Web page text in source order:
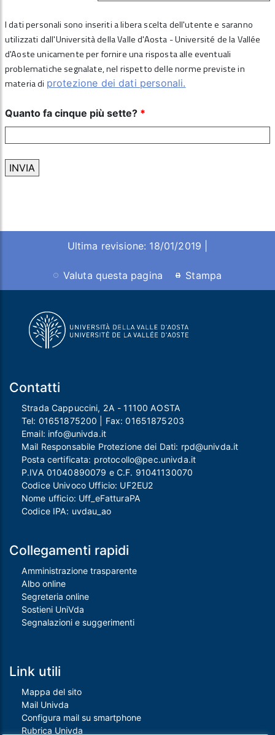
I dati personali sono inseriti a libera scelta dell'utente e saranno
utilizzati dall'Università della Valle d'Aosta - Université de la Vallée
d'Aoste unicamente per fornire una risposta alle eventuali
problematiche segnalate, nel rispetto delle norme previste in
materia di protezione dei dati personali.
Quanto fa cinque più sette? *
Ultima revisione: 18/01/2019 |
Valuta questa pagina Stampa
Contatti
Strada Cappuccini, 2A - 11100 AOSTA
Tel: 01651875200 | Fax:01651875203
Email: info@univda.it
Mail Responsabile Protezione dei Dati: rpd@univda.it
Posta certificata: protocollo@pec.univda.it
P.IVA 01040890079 e C.F. 91041130070
Codice Univoco Ufficio: UF2EU2
Nome ufficio: Uff_eFatturaPA
Codice IPA: uvdau_ao
Collegamenti rapidi
Amministrazione trasparente
Albo online
Segreteria online
Sostieni UniVda
Segnalazioni e suggerimenti
Link utili
Mappa del sito
Mail Univda
Configura mail su smartphone
Rubrica Univda